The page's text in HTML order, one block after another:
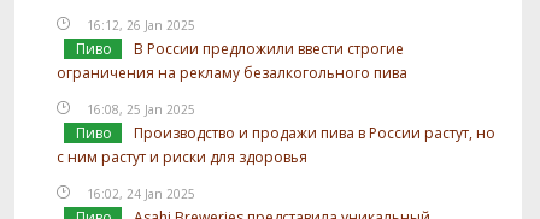
16:12, 26 Jan 2025
Пиво
В России предложили ввести строгие
ограничения на рекламу безалкогольного пива
16:08, 25 Jan 2025
Пиво
Производство и продажи пива в России растут, но
с ним растут и риски для здоровья
16:02, 24 Jan 2025